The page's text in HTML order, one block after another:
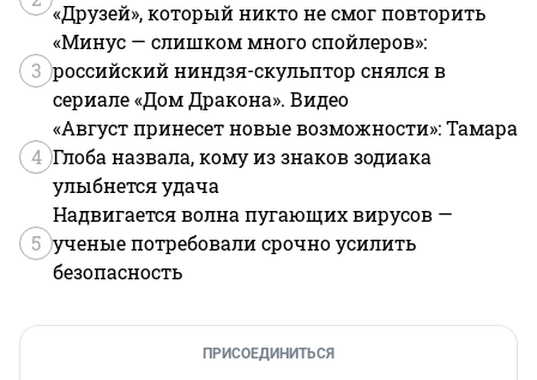
«Друзей», который никто не смог повторить
3
«Минус — слишком много спойлеров»:
российский ниндзя-скульптор снялся в
сериале «Дом Дракона». Видео
4
«Август принесет новые возможности»: Тамара
Глоба назвала, кому из знаков зодиака
улыбнется удача
5
Надвигается волна пугающих вирусов —
ученые потребовали срочно усилить
безопасность
ПРИСОЕДИНИТЬСЯ